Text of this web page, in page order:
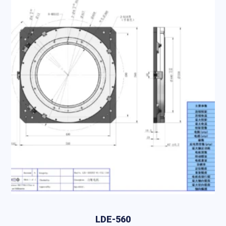
LDE-560